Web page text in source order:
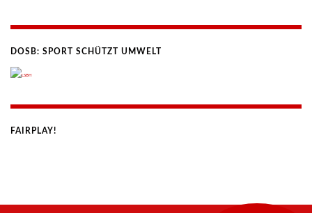
DOSB: SPORT SCHÜTZT UMWELT
FAIRPLAY!